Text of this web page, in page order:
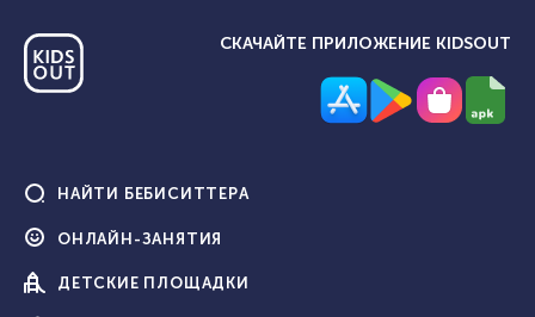
СКАЧАЙТЕ ПРИЛОЖЕНИЕ KIDSOUT
НАЙТИ БЕБИСИТТЕРА
ОНЛАЙН-ЗАНЯТИЯ
ДЕТСКИЕ ПЛОЩАДКИ